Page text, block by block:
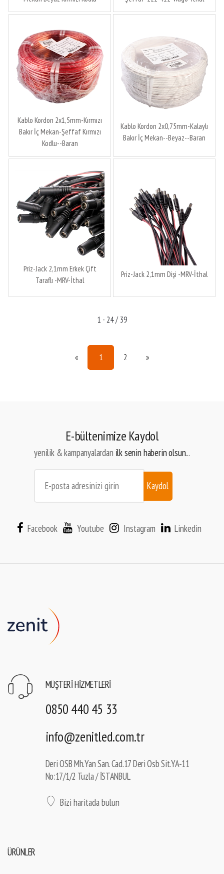
Kablo Kordon 2x1,5mm-Kırmızı
Bakır İç Mekan-Şeffaf Kırmızı
Kodlu--Baran
Kablo Kordon 2x0,75mm-Kalaylı
Bakır İç Mekan--Beyaz--Baran
Priz-Jack 2,1mm Erkek Çift
Taraflı -MRV-İthal
Priz-Jack 2,1mm Dişi -MRV-İthal
1 - 24 / 39
« 1 2 »
E-bültenimize Kaydol
yenilik & kampanyalardan ilk senin haberin olsun...
Kaydol
Facebook Youtube Instagram Linkedin
MÜŞTERI HIZMETLERI
0850 440 45 33
info@zenitled.com.tr
Deri OSB Mh.Yan San. Cad.17 Deri Osb Sit.YA-11
No:17/1/2 Tuzla / İSTANBUL
Bizi haritada bulun
ÜRÜNLER